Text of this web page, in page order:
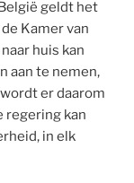
geldt het
Kamer van
huis kan
aan te nemen,
er daarom
regering kan
in elk